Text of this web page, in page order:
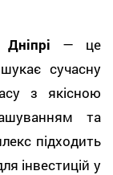
— це
сучасну
з якісною
та
підходить
інвестицій у